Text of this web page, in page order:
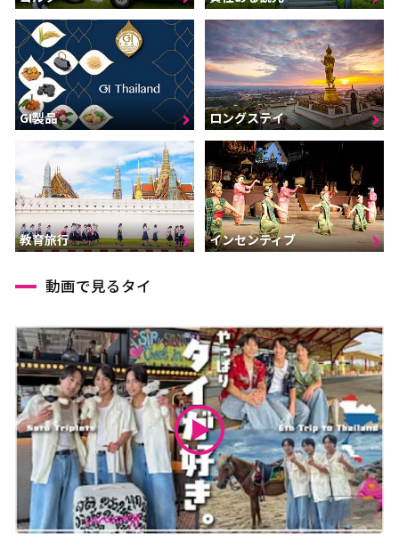
GI製品 ロングステイ
教育旅行 インセンティブ
動画で見るタイ